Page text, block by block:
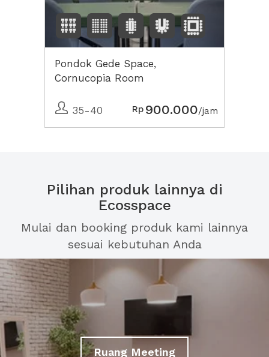
Pondok Gede Space,
Cornucopia Room
35-40 Rp 900.000/jam
Pilihan produk lainnya di
Ecosspace
Mulai dan booking produk kami lainnya
sesuai kebutuhan Anda
Ruang Meeting